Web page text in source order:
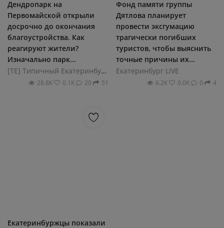
Дендропарк на
Первомайской открыли
досрочно до окончания
благоустройства. Как
реагируют жители?
Изначально парк...
[ТЕ] Типичный Екатеринбург
28.8К 0.1К 20 51
Фонд памяти группы
Дятлова планирует
провести эксгумацию
трагически погибших
туристов, чтобы выяснить
точные причины их...
Екатеринбург LIVE
6.2К 0.0К 0 4
Екатеринбуржцы показали